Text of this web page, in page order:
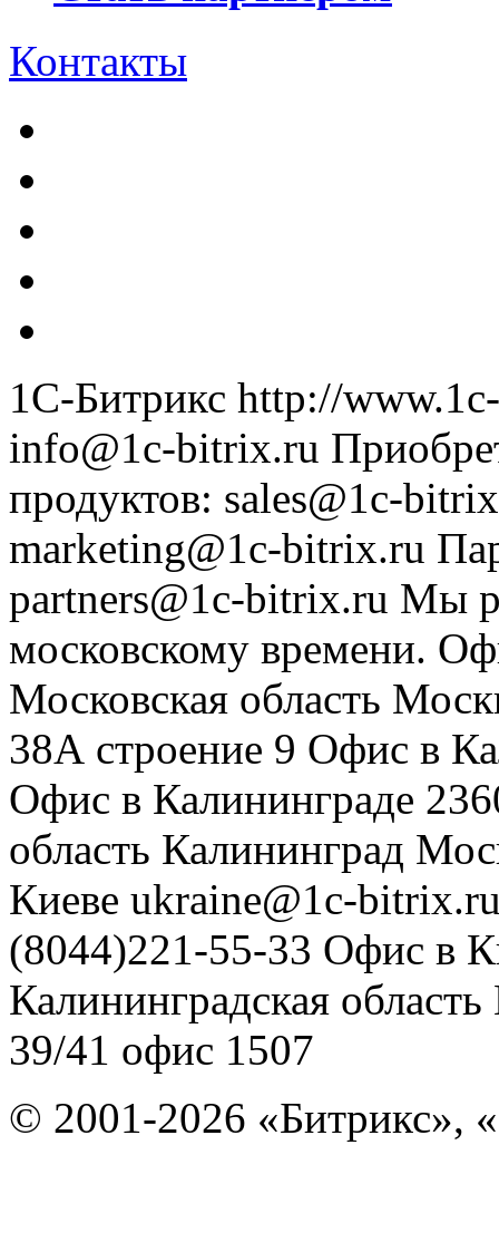
Контакты
1С-Битрикс http://
info@1c-bitrix.ru
продуктов: sales@1c-
marketing@1c-bitrix.ru
partners@1c-bitrix.ru Мы
московскому времени.
Московская область
38А строение 9 Офис в
Офис в Калининграде
область Калининград
Киеве ukraine@1c-
(8044)221-55-33 Офис в
Калининградская область
39/41 офис 1507
© 2001-2026 «Битрикс»,